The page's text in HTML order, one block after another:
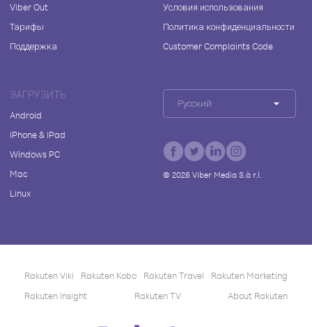
Viber Out
Тарифы
Поддержка
Условия использования
Политика конфиденциальности
Customer Complaints Code
ЗАГРУЗИТЬ
Android
iPhone & iPad
Windows PC
Mac
Linux
Русский
© 2026Viber Media S.à r.l.
Rakuten Viki Rakuten Kobo Rakuten Travel
Rakuten Marketing
Rakuten Insight
Rakuten TV About Rakuten